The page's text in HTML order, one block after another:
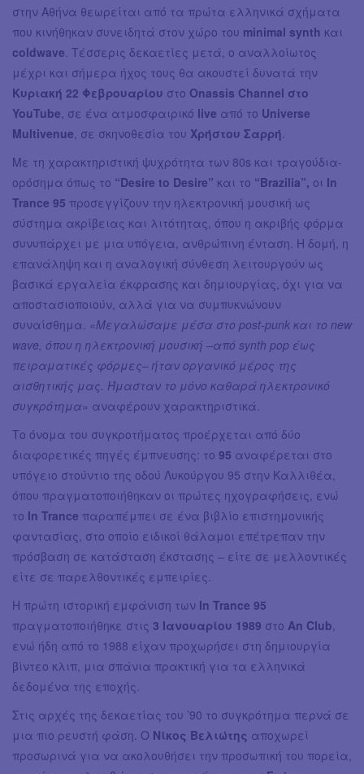
στην Αθήνα θεωρείται από τα πρώτα ελληνικά σχήματα
που κινήθηκαν συνειδητά στον χώρο του minimal synth και
coldwave . Τέσσερις δεκαετίες μετά, ο αναλλοίωτος
μέχρι και σήμερα ήχος τους θα ακουστεί δυνατά την
Κυριακή 22 Φεβρουαρίου στο Onassis Channel στο
YouTube , σε ένα ατμοσφαιρικό live από το Universe
Multivenue , σε σκηνοθεσία του Χρήστου Σαρρή
Με τη χαρακτηριστική ψυχρότητα των 80s και τραγούδια-
ορόσημα όπως το “Desire to Desire” και το “Brazilia”, οι In
Trance 95 προσεγγίζουν την ηλεκτρονική μουσική ως
σύστημα ακρίβειας και λιτότητας, όπου η ακριβής φόρμα
συνυπάρχει με μια υπόγεια, ανθρώπινη ένταση. Η δομή, η
επανάληψη και η αναλογική σύνθεση λειτουργούν ως
βασικά εργαλεία έκφρασης και δημιουργίας, όχι για να
αποστασιοποιούν, αλλά για να συμπυκνώνουν
συναίσθημα. «Μεγαλώσαμε μέσα στο post-punk και το new
wave, όπου η ηλεκτρονική μουσική –από synth pop έως
πειραματικές φόρμες– ήταν οργανικό μέρος της
αισθητικής μας. Ήμασταν το μόνο καθαρά ηλεκτρονικό
συγκρότημα» αναφέρουν χαρακτηριστικά.
Το όνομα του συγκροτήματος προέρχεται από δύο
διαφορετικές πηγές έμπνευσης: το 95 αναφέρεται στο
υπόγειο στούντιο της οδού Λυκούργου 95 στην Καλλιθέα,
όπου πραγματοποιήθηκαν οι πρώτες ηχογραφήσεις, ενώ
το In Trance παραπέμπει σε ένα βιβλίο επιστημονικής
φαντασίας, στο οποίο ειδικοί θάλαμοι επέτρεπαν την
πρόσβαση σε κατάσταση έκστασης – είτε σε μελλοντικές
είτε σε παρελθοντικές εμπειρίες.
Η πρώτη ιστορική εμφάνιση των In Trance 95
πραγματοποιήθηκε στις 3 Ιανουαρίου 1989 στο An Club
ενώ ήδη από το 1988 είχαν προχωρήσει στη δημιουργία
βίντεο κλιπ, μια σπάνια πρακτική για τα ελληνικά
δεδομένα της εποχής.
Στις αρχές της δεκαετίας του ’90 το συγκρότημα περνά σε
μια πιο ρευστή φάση. O Νίκος Βελιώτης αποχωρεί
προσωρινά για να ακολουθήσει την προσωπική του πορεία,